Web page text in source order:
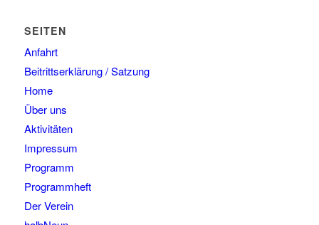
SEITEN
Anfahrt
Beitrittserklärung / Satzung
Home
Über uns
Aktivitäten
Impressum
Programm
Programmheft
Der Verein